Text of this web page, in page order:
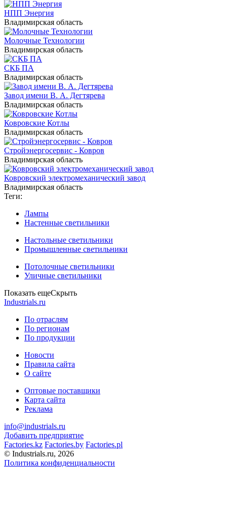
НПП Энергия
Владимирская область
Молочные Технологии
Владимирская область
СКБ ПА
Владимирская область
Завод имени В. А. Дегтярева
Владимирская область
Ковровские Котлы
Владимирская область
Стройэнергосервис - Ковров
Владимирская область
Ковровский электромеханический завод
Владимирская область
Теги:
Лампы
Настенные светильники
Настольные светильники
Промышленные светильники
Потолочные светильники
Уличные светильники
Показать ещеСкрыть
Industrials.ru
По отраслям
По регионам
По продукции
Новости
Правила сайта
О сайте
Оптовые поставщики
Карта сайта
Реклама
info@industrials.ru
Добавить предприятие
Factories.kz Factories.by Factories.pl
© Industrials.ru, 2026
Политика конфиденциальности